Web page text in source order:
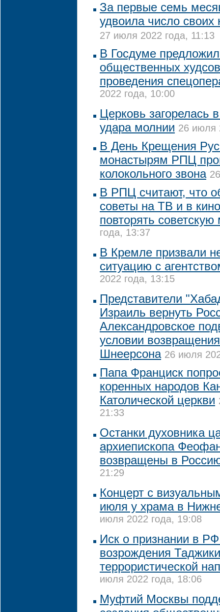
За первые семь
удвоила число
27 июля 2022 года, 11:13
В Госдуме
общественных
проведения
2022 года, 10:00
Церковь загорелась
удара молнии 26 июля
В День Крещения
монастырям РПЦ
колокольного звона
В РПЦ считают, что
советы на ТВ и в
повторять
года, 13:37
В Кремле призвали
ситуацию с
2022 года, 13:15
Представители
Израиль вернуть
Александровское
условии
Шнеерсона 26 июля
Папа Франциск
коренных народов
Католической церкви
21:33
Останки духовника
архиепископа
возвращены в
21:29
Концерт с
июля у храма в
июля 2022 года, 19:08
Иск о признании в
возрождения
террористической
июля 2022 года, 18:06
Муфтий Москвы